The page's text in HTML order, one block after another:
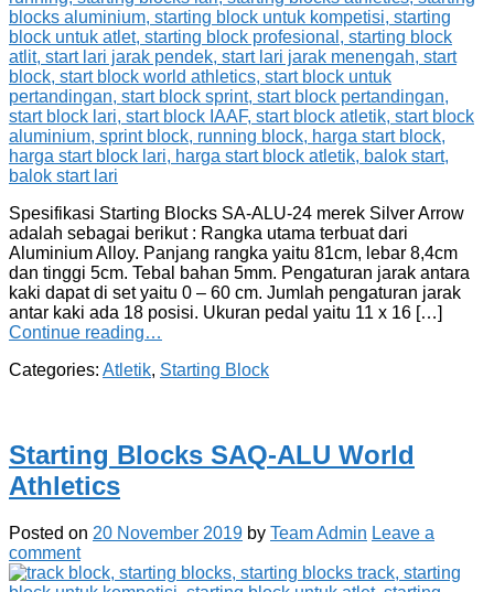
Spesifikasi Starting Blocks SA-ALU-24 merek Silver Arrow
adalah sebagai berikut : Rangka utama terbuat dari
Aluminium Alloy. Panjang rangka yaitu 81cm, lebar 8,4cm
dan tinggi 5cm. Tebal bahan 5mm. Pengaturan jarak antara
kaki dapat di set yaitu 0 – 60 cm. Jumlah pengaturan jarak
antar kaki ada 18 posisi. Ukuran pedal yaitu 11 x 16 […]
Continue reading…
Categories: Atletik, Starting Block
Starting Blocks SAQ-ALU World
Athletics
Posted on 20 November 2019 by Team Admin Leave a
comment